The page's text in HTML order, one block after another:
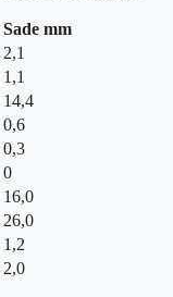
Sade mm
2,1
1,1
14,4
0,6
0,3
0
16,0
26,0
1,2
2,0